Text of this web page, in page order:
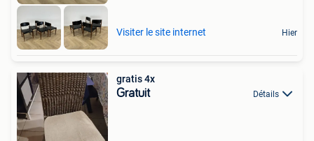
Visiter le site internet Hier
gratis 4x
Gratuit Détails